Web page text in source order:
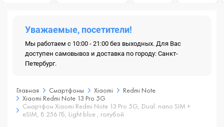
Уважаемые, посетители!
Мы работаем с 10:00 - 21:00 без выходных. Для Вас
доступен самовывоз и доставка по городу: Санкт-
Петербург.
Главная Смартфоны Xiaomi
Redmi Note
Xiaomi Redmi Note 13 Pro 5G
Смартфон Xiaomi Redmi Note 13 Pro 5G, Dual: nano SIM +
eSIM, 8.256 Гб, Light blue , голубой